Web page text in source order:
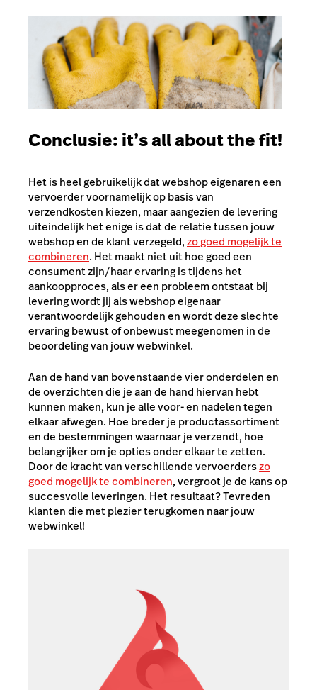
Conclusie: it’s all about the fit!
Het is heel gebruikelijk dat webshop eigenaren een
vervoerder voornamelijk op basis van
verzendkosten kiezen, maar aangezien de levering
uiteindelijk het enige is dat de relatie tussen jouw
webshop en de klant verzegeld,zo goed mogelijk te
combineren. Het maakt niet uit hoe goed een
consument zijn/haar ervaring is tijdens het
aankoopproces, als er een probleem ontstaat bij
levering wordt jij als webshop eigenaar
verantwoordelijk gehouden en wordt deze slechte
ervaring bewust of onbewust meegenomen in de
beoordeling van jouw webwinkel.
Aan de hand van bovenstaande vier onderdelen en
de overzichten die je aan de hand hiervan hebt
kunnen maken, kun je alle voor- en nadelen tegen
elkaar afwegen. Hoe breder je productassortiment
en de bestemmingen waarnaar je verzendt, hoe
belangrijker om je opties onder elkaar te zetten.
Door de kracht van verschillende vervoerderszo
goed mogelijk te combineren, vergroot je de kans op
succesvolle leveringen. Het resultaat? Tevreden
klanten die met plezier terugkomen naar jouw
webwinkel!